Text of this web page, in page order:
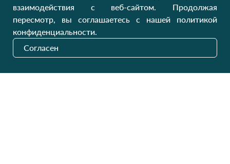
Україна, Луцьк, 43000
Наши обновления
Отправить
взаимодействия с веб-сайтом. Продолжая
пересмотр, вы соглашаетесь с нашей политикой
конфиденциальности.
Согласен